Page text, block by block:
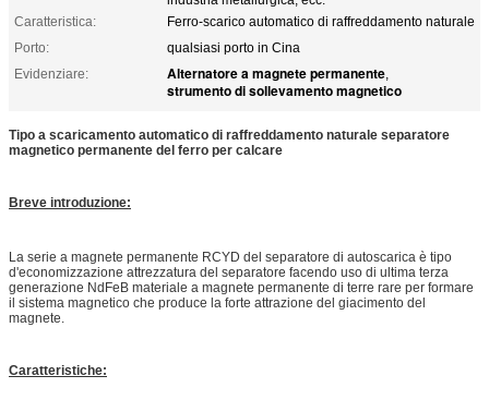
Caratteristica:
Ferro-scarico automatico di raffreddamento naturale
Porto:
qualsiasi porto in Cina
Evidenziare:
Alternatore a magnete permanente,
strumento di sollevamento magnetico
Tipo a scaricamento automatico di raffreddamento naturale separatore
magnetico permanente del ferro per calcare
Breve introduzione:
La serie a magnete permanente RCYD del separatore di autoscarica è tipo
d'economizzazione attrezzatura del separatore facendo uso di ultima terza
generazione NdFeB materiale a magnete permanente di terre rare per formare
il sistema magnetico che produce la forte attrazione del giacimento del
magnete.
Caratteristiche: